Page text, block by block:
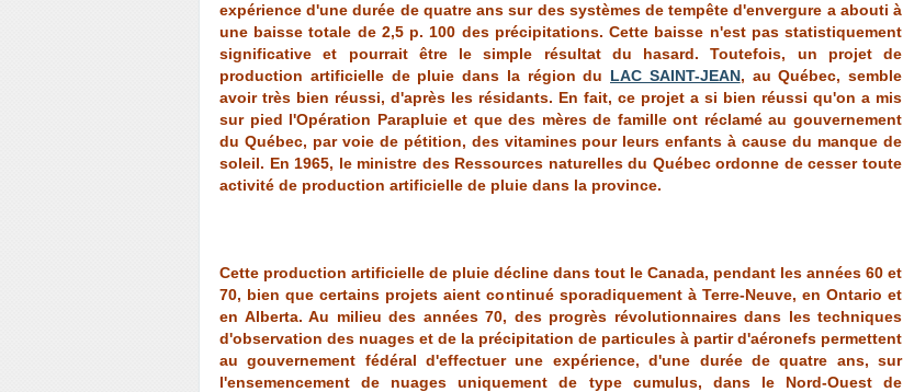
expérience d'une durée de quatre ans sur des systèmes de tempête d'envergure a abouti à
une baisse totale de 2,5 p. 100 des précipitations. Cette baisse n'est pas statistiquement
significative et pourrait être le simple résultat du hasard. Toutefois, un projet de
production artificielle de pluie dans la région du LAC SAINT-JEAN, au Québec, semble
avoir très bien réussi, d'après les résidants. En fait, ce projet a si bien réussi qu'on a mis
sur pied l'Opération Parapluie et que des mères de famille ont réclamé au gouvernement
du Québec, par voie de pétition, des vitamines pour leurs enfants à cause du manque de
soleil. En 1965, le ministre des Ressources naturelles du Québec ordonne de cesser toute
activité de production artificielle de pluie dans la province.
Cette production artificielle de pluie décline dans tout le Canada, pendant les années 60 et
70, bien que certains projets aient continué sporadiquement à Terre-Neuve, en Ontario et
en Alberta. Au milieu des années 70, des progrès révolutionnaires dans les techniques
d'observation des nuages et de la précipitation de particules à partir d'aéronefs permettent
au gouvernement fédéral d'effectuer une expérience, d'une durée de quatre ans, sur
l'ensemencement de nuages uniquement de type cumulus, dans le Nord-Ouest de